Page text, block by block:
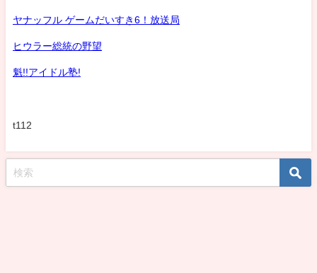
ヤナッフル ゲームだいすき6！放送局
ヒウラー総統の野望
魁!!アイドル塾!
t112